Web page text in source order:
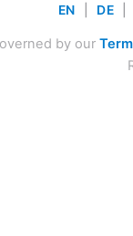
EN DE
by our